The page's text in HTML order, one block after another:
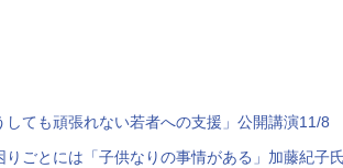
しても頑張れない若者への支援」公開講演11/8
りごとには「子供なりの事情がある」加藤紀子